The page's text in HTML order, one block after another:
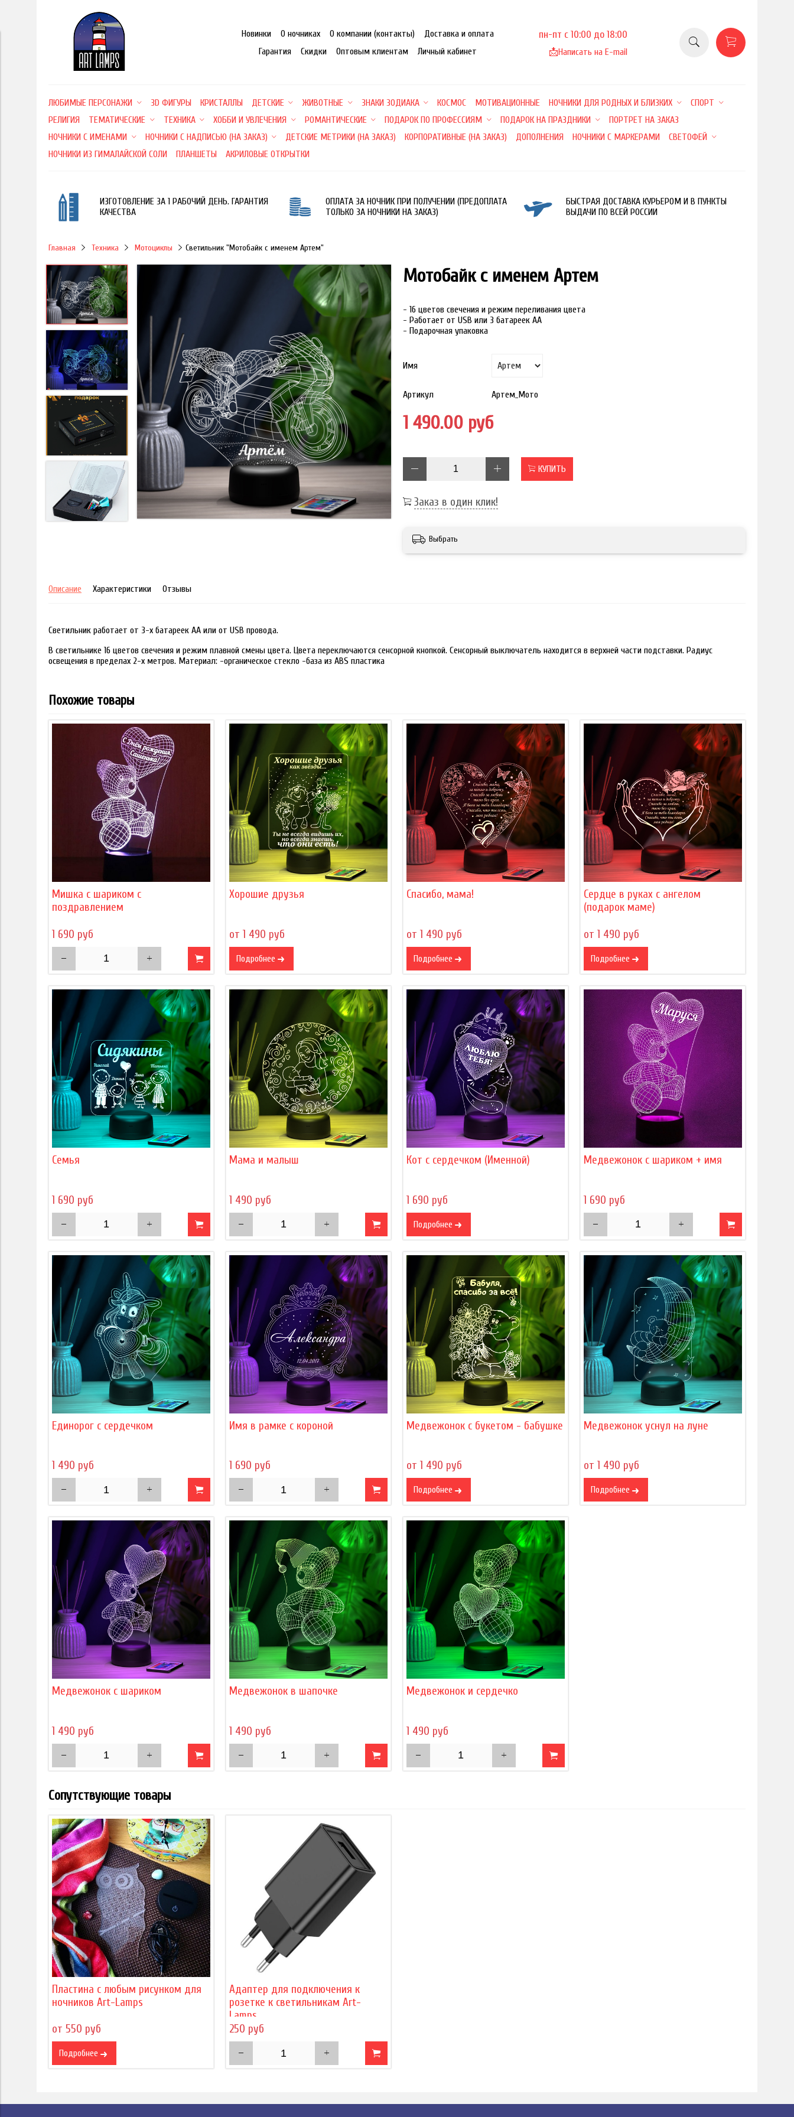
Новинки О ночниках О компании (контакты)
Доставка и оплата
Гарантия
Скидки Оптовым клиентам Личный кабинет
пн-пт с 10:00 до 18:00
📩Написать на E-mail
ЛЮБИМЫЕ ПЕРСОНАЖИ 3D ФИГУРЫ КРИСТАЛЛЫ ДЕТСКИЕ ЖИВОТНЫЕ ЗНАКИ ЗОДИАКА КОСМОС МОТИВАЦИОННЫЕ НОЧНИКИ ДЛЯ РОДНЫХ И БЛИЗКИХ
СПОРТ
РЕЛИГИЯ
ТЕМАТИЧЕСКИЕ ТЕХНИКА ХОББИ И УВЛЕЧЕНИЯ РОМАНТИЧЕСКИЕ ПОДАРОК ПО ПРОФЕССИЯМ ПОДАРОК НА ПРАЗДНИКИ
ПОРТРЕТ НА ЗАКАЗ
НОЧНИКИ С ИМЕНАМИ
НОЧНИКИ С НАДПИСЬЮ (НА ЗАКАЗ) ДЕТСКИЕ МЕТРИКИ (НА ЗАКАЗ) КОРПОРАТИВНЫЕ (НА ЗАКАЗ) ДОПОЛНЕНИЯ НОЧНИКИ С МАРКЕРАМИ
СВЕТОФЕЙ
НОЧНИКИ ИЗ ГИМАЛАЙСКОЙ СОЛИ
ПЛАНШЕТЫ АКРИЛОВЫЕ ОТКРЫТКИ
ИЗГОТОВЛЕНИЕ ЗА 1 РАБОЧИЙ ДЕНЬ. ГАРАНТИЯ
КАЧЕСТВА
ОПЛАТА ЗА НОЧНИК ПРИ ПОЛУЧЕНИИ (ПРЕДОПЛАТА
ТОЛЬКО ЗА НОЧНИКИ НА ЗАКАЗ)
БЫСТРАЯ ДОСТАВКА КУРЬЕРОМ И В ПУНКТЫ
ВЫДАЧИ ПО ВСЕЙ РОССИИ
Главная Техника Мотоциклы Светильник "Мотобайк с именем Артем"
Мотобайк с именем Артем
- 16 цветов свечения и режим переливания цвета
- Работает от USB или 3 батареек АА
- Подарочная упаковка
Имя
Артикул Артем_Мото
1 490.00 руб
КУПИТЬ
Заказ в один клик!
Выбрать
Описание Характеристики Отзывы
Светильник работает от 3-х батареек АА или от USB провода.
В светильнике 16 цветов свечения и режим плавной смены цвета. Цвета переключаются сенсорной кнопкой. Сенсорный выключатель находится в верхней части подставки. Радиус
освещения в пределах 2-х метров. Материал: -органическое стекло -база из ABS пластика
Похожие товары
Мишка с шариком с
поздравлением
1 690 руб
Хорошие друзья
от 1 490 руб
Подробнее
Спасибо, мама!
от 1 490 руб
Подробнее
Сердце в руках с ангелом
(подарок маме)
от 1 490 руб
Подробнее
Семья
1 690 руб
Мама и малыш
1 490 руб
Кот с сердечком (Именной)
1 690 руб
Подробнее
Медвежонок с шариком + имя
1 690 руб
Единорог с сердечком
1 490 руб
Имя в рамке с короной
1 690 руб
Медвежонок с букетом - бабушке
от 1 490 руб
Подробнее
Медвежонок уснул на луне
от 1 490 руб
Подробнее
Медвежонок с шариком
1 490 руб
Медвежонок в шапочке
1 490 руб
Медвежонок и сердечко
1 490 руб
Сопутствующие товары
Пластина с любым рисунком для
ночников Art-Lamps
от 550 руб
Подробнее
Адаптер для подключения к
розетке к светильникам Art-
Lamps
250 руб